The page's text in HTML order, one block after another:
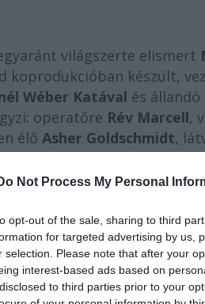
Not Process My Personal
opt-out of the sale, sharing to third
for targeted advertising by us,
selection. Please note that after your
interest-based ads based on
to third parties prior to your
világszerte elismert
koprodukcióban készült,
Wéber Katával és
operatőre Rév Marcell,
élő Asher Goldschmidt,
amatőr színész, a további
Lászlólátható.